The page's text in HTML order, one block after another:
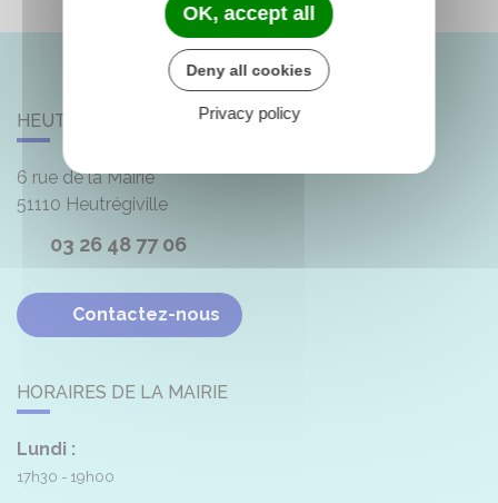
HEUTRÉGIVILLE
6 rue de la Mairie
51110 Heutrégiville
03 26 48 77 06
Contactez-nous
HORAIRES DE LA MAIRIE
Lundi :
17h30 - 19h00
OK, accept all
Deny all cookies
Privacy policy